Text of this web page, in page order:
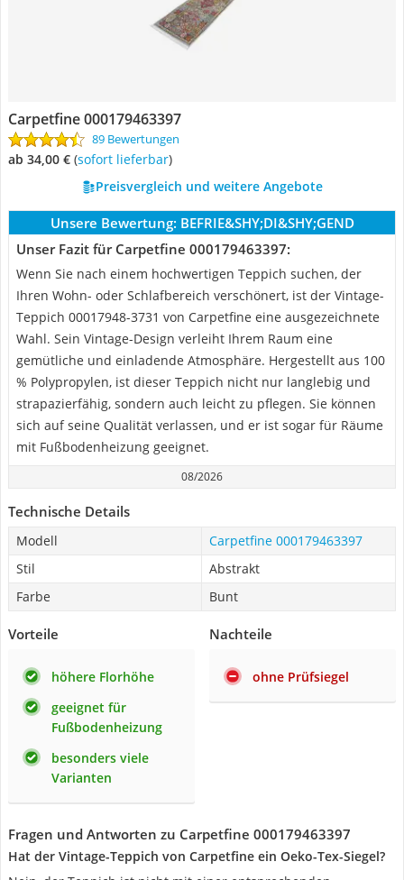
Carpetfine 000179463397
89 Bewertungen
ab 34,00 € ( Sofort lieferbar)
Preisvergleich und weitere Angebote
Unsere Bewertung: BEFRIE&SHY;DI&SHY;GEND
Unser Fazit für Carpetfine 000179463397:
Wenn Sie nach einem hochwertigen Teppich suchen, der
Ihren Wohn- oder Schlafbereich verschönert, ist der Vintage-
Teppich 00017948-3731 von Carpetfine eine ausgezeichnete
Wahl. Sein Vintage-Design verleiht Ihrem Raum eine
gemütliche und einladende Atmosphäre. Hergestellt aus 100
% Polypropylen, ist dieser Teppich nicht nur langlebig und
strapazierfähig, sondern auch leicht zu pflegen. Sie können
sich auf seine Qualität verlassen, und er ist sogar für Räume
mit Fußbodenheizung geeignet.
08/2026
Technische Details
Modell
Carpetfine 000179463397
Stil
Abstrakt
Farbe
Bunt
Vorteile
höhere Florhöhe
geeignet für
Fußbodenheizung
besonders viele
Varianten
Nachteile
ohne Prüfsiegel
Fragen und Antworten zu Carpetfine 000179463397
Hat der Vintage-Teppich von Carpetfine ein Oeko-Tex-Siegel?